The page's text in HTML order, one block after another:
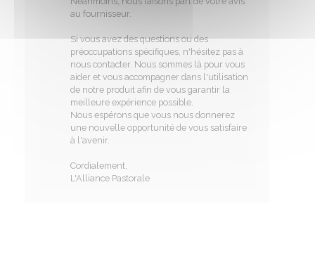
au fournisseur.
Si vous avez des questions ou des
préoccupations spécifiques, n'hésitez pas à
nous contacter. Nous sommes là pour vous
aider et vous accompagner dans l'utilisation
de notre produit afin de vous garantir la
meilleure expérience possible.
Nous espérons que vous nous donnerez
une nouvelle opportunité de vous satisfaire
à l'avenir.
Cordialement,
L'Alliance Pastorale